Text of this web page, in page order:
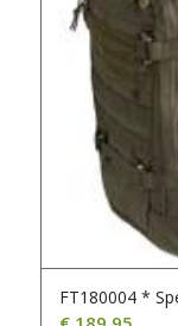
FT180004 *